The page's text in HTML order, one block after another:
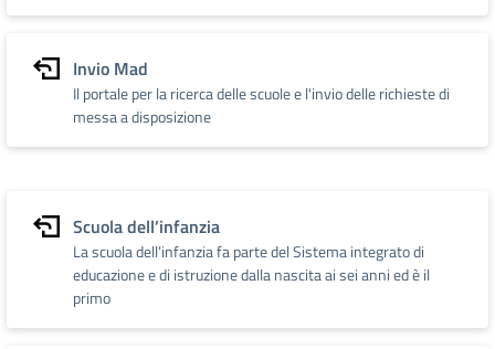
Invio Mad
Il portale per la ricerca delle scuole e l'invio delle richieste di
messa a disposizione
Scuola dell’infanzia
La scuola dell’infanzia fa parte del Sistema integrato di
educazione e di istruzione dalla nascita ai sei anni ed è il
primo